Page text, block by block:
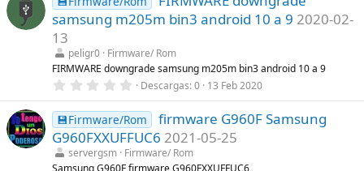
s
)
e
s
e
l
l
a
(
s
)
samsung m205m bin3 android 10 a 9 2020-02-
13
peligr0 Firmware/ Rom
FIRMWARE downgrade samsung m205m bin3 android 10 a 9
0
0
0
e
s
t
r
Descargas 0 13 Feb 2020
💾Firmware/Rom
firmware G960F Samsung
G960FXXUFFUC6 2021-05-25
servergsm Firmware/ Rom
Samsung G960F firmware G960FXXUFFUC6